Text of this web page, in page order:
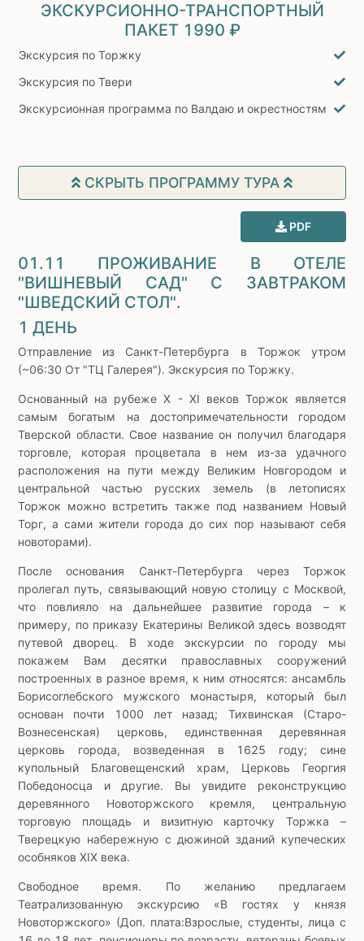
ЭКСКУРСИОННО-ТРАНСПОРТНЫЙ
ПАКЕТ 1990 ₽
Экскурсия по Торжку
Экскурсия по Твери
Экскурсионная программа по Валдаю и окрестностям
СКРЫТЬ ПРОГРАММУ ТУРА
PDF
01.11 ПРОЖИВАНИЕ В ОТЕЛЕ
"ВИШНЕВЫЙ САД" С ЗАВТРАКОМ
"ШВЕДСКИЙ СТОЛ".
1 ДЕНЬ
Отправление из Санкт-Петербурга в Торжок утром
(~06:30 От "ТЦ Галерея"). Экскурсия по Торжку.
Основанный на рубеже X - XI веков Торжок является
самым богатым на достопримечательности городом
Тверской области. Свое название он получил благодаря
торговле, которая процветала в нем из-за удачного
расположения на пути между Великим Новгородом и
центральной частью русских земель (в летописях
Торжок можно встретить также под названием Новый
Торг, а сами жители города до сих пор называют себя
новоторами).
После основания Санкт-Петербурга через Торжок
пролегал путь, связывающий новую столицу с Москвой,
что повлияло на дальнейшее развитие города – к
примеру, по приказу Екатерины Великой здесь возводят
путевой дворец. В ходе экскурсии по городу мы
покажем Вам десятки православных сооружений
построенных в разное время, к ним относятся: ансамбль
Борисоглебского мужского монастыря, который был
основан почти 1000 лет назад; Тихвинская (Старо-
Вознесенская) церковь, единственная деревянная
церковь города, возведенная в 1625 году; сине
купольный Благовещенский храм, Церковь Георгия
Победоносца и другие. Вы увидите реконструкцию
деревянного Новоторжского кремля, центральную
торговую площадь и визитную карточку Торжка –
Тверецкую набережную с дюжиной зданий купеческих
особняков XIX века.
Свободное время. По желанию предлагаем
Театрализованную экскурсию «В гостях у князя
Новоторжского» (Доп. плата:Взрослые, студенты, лица с